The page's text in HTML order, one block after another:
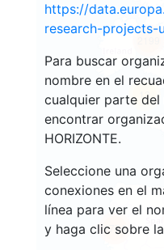
https://
research-projects-
Para buscar
nombre en el
cualquier parte del
encontrar
HORIZONTE.
Seleccione una
conexiones en el
línea para ver el
y haga clic sobre
12
1774